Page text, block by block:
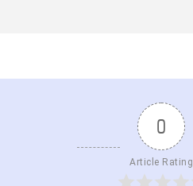
0
Article Rating